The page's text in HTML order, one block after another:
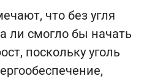
что без угля
ли смогло бы начать
поскольку уголь